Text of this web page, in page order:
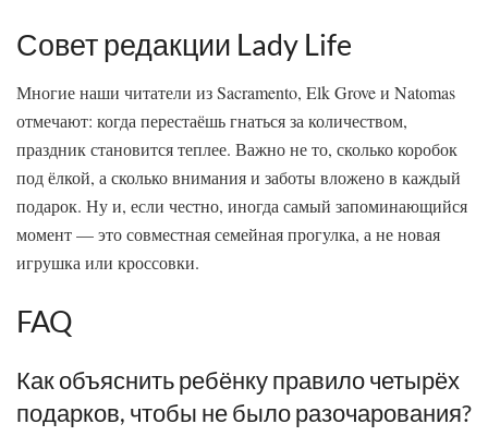
Совет редакции Lady Life
Многие наши читатели из Sacramento, Elk Grove и Natomas
отмечают: когда перестаёшь гнаться за количеством,
праздник становится теплее. Важно не то, сколько коробок
под ёлкой, а сколько внимания и заботы вложено в каждый
подарок. Ну и, если честно, иногда самый запоминающийся
момент — это совместная семейная прогулка, а не новая
игрушка или кроссовки.
FAQ
Как объяснить ребёнку правило четырёх
подарков, чтобы не было разочарования?